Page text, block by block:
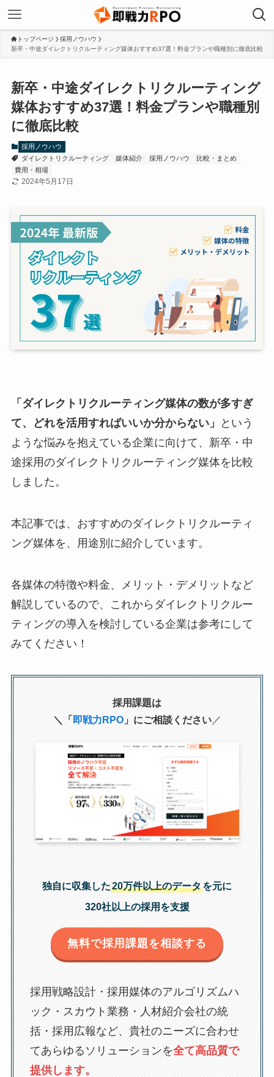
トップページ
採用ノウハウ
新卒・中途ダイレクトリクルーティング媒体おすすめ37選！料金プランや職種別に徹底比較
新卒・中途ダイレクトリクルーティング
媒体おすすめ37選！料金プランや職種別
に徹底比較
採用ノウハウ
ダイレクトリクルーティング
媒体紹介 採用ノウハウ
比較・まとめ
費用・相場
2024年5月17日
「ダイレクトリクルーティング媒体の数が多すぎ
て、どれを活用すればいいか分からない」
という
ような悩みを抱えている企業に向けて、新卒・中
途採用のダイレクトリクルーティング媒体を比較
しました。
本記事では、おすすめのダイレクトリクルーティ
ング媒体を、用途別に紹介しています。
各媒体の特徴や料金、メリット・デメリットなど
解説しているので、これからダイレクトリクルー
ティングの導入を検討している企業は参考にして
みてください！
採用課題は
＼「 即戦力RPO」にご相談ください／
独自に収集した20万件以上のデータを元に
320社以上の採用を支援
無料で採用課題を相談する
採用戦略設計・採用媒体のアルゴリズムハ
ック・スカウト業務・人材紹介会社の統
括・採用広報など、貴社のニーズに合わせ
てあらゆるソリューションを全て高品質で
提供します。